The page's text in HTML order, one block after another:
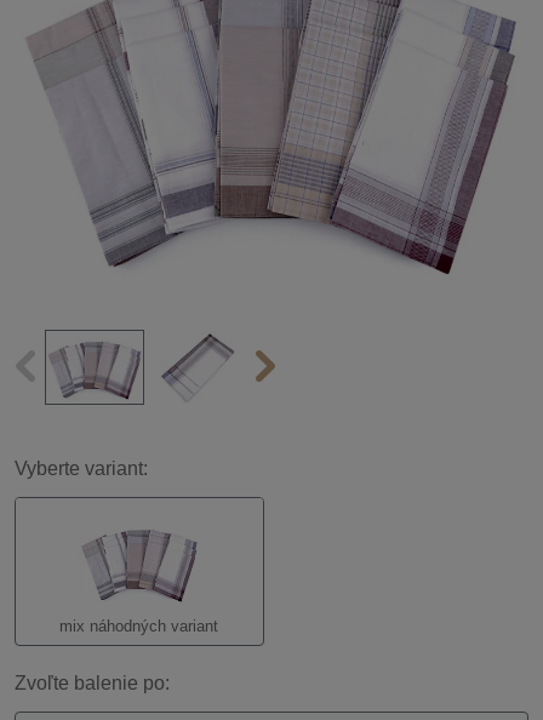
Vyberte variant:
mix náhodných variant
Zvoľte balenie po: